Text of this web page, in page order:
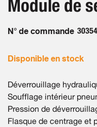
gallery
of
images
Module de
N° de commande
Disponible en stock
Déverrouillage
Soufflage intérieur
Pression de
Flasque de centrage et